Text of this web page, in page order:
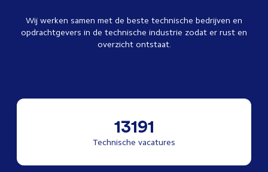
Wij werken samen met de beste technische bedrijven en
opdrachtgevers in de technische industrie zodat er rust en
overzicht ontstaat.
13191
Technische vacatures